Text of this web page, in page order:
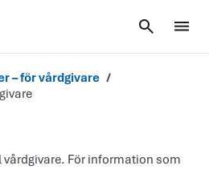
– för vårdgivare
För information som